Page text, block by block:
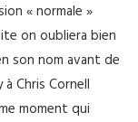
« normale »
on oubliera bien
son nom avant de
Chris Cornell
moment qui